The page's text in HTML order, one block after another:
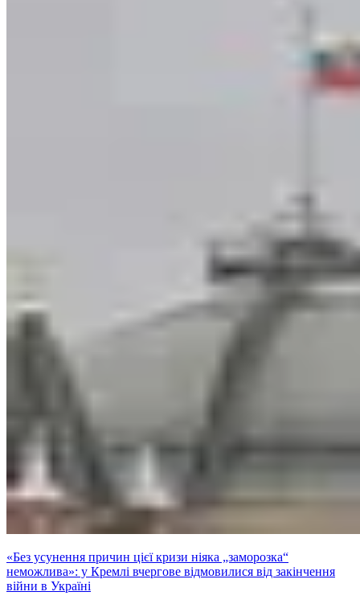
«Без усунення причин цієї кризи ніяка „заморозка“
неможлива»: у Кремлі вчергове відмовилися від закінчення
війни в Україні